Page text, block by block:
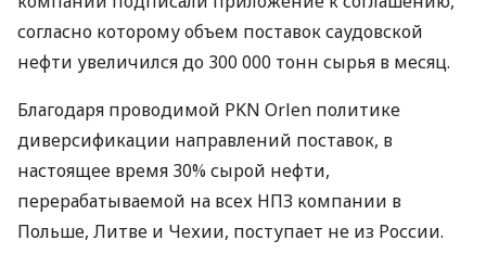
согласно которому объем поставок саудовской
нефти увеличился до 300 000 тонн сырья в месяц.
Благодаря проводимой PKN Orlen политике
диверсификации направлений поставок, в
настоящее время 30% сырой нефти,
перерабатываемой на всех НПЗ компании в
Польше, Литве и Чехии, поступает не из России.